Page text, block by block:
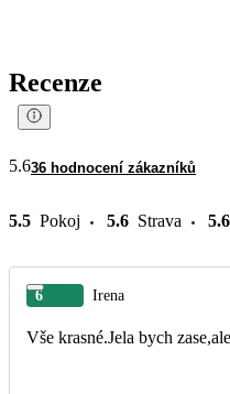
Recenze
5.636 hodnocení zákazníků
5.5 Pokoj 5.6 Strava 5.6
6 Irena
Vše krasné.Jela bych